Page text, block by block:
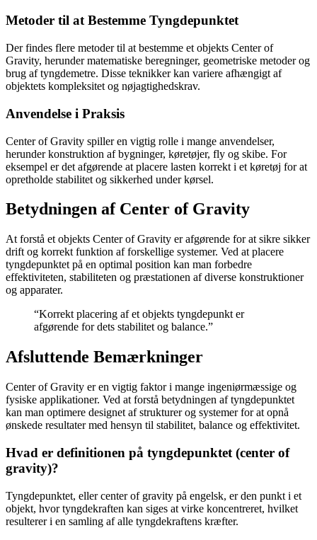
Metoder til at Bestemme Tyngdepunktet
Der findes flere metoder til at bestemme et objekts Center of
Gravity, herunder matematiske beregninger, geometriske metoder og
brug af tyngdemetre. Disse teknikker kan variere afhængigt af
objektets kompleksitet og nøjagtighedskrav.
Anvendelse i Praksis
Center of Gravity spiller en vigtig rolle i mange anvendelser,
herunder konstruktion af bygninger, køretøjer, fly og skibe. For
eksempel er det afgørende at placere lasten korrekt i et køretøj for at
opretholde stabilitet og sikkerhed under kørsel.
Betydningen af Center of Gravity
At forstå et objekts Center of Gravity er afgørende for at sikre sikker
drift og korrekt funktion af forskellige systemer. Ved at placere
tyngdepunktet på en optimal position kan man forbedre
effektiviteten, stabiliteten og præstationen af diverse konstruktioner
og apparater.
“Korrekt placering af et objekts tyngdepunkt er
afgørende for dets stabilitet og balance.”
Afsluttende Bemærkninger
Center of Gravity er en vigtig faktor i mange ingeniørmæssige og
fysiske applikationer. Ved at forstå betydningen af tyngdepunktet
kan man optimere designet af strukturer og systemer for at opnå
ønskede resultater med hensyn til stabilitet, balance og effektivitet.
Hvad er definitionen på tyngdepunktet (center of
gravity)?
Tyngdepunktet, eller center of gravity på engelsk, er den punkt i et
objekt, hvor tyngdekraften kan siges at virke koncentreret, hvilket
resulterer i en samling af alle tyngdekraftens kræfter.